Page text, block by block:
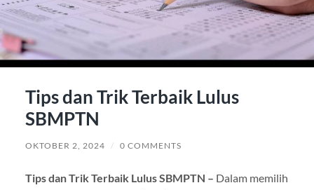
Tips dan Trik Terbaik Lulus
SBMPTN
OKTOBER 2, 2024 / 0 COMMENTS
Tips dan Trik Terbaik Lulus SBMPTN – Dalam memilih